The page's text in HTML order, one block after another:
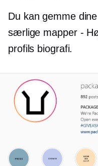
Du kan gemme
særlige mapper -
profils biografi.